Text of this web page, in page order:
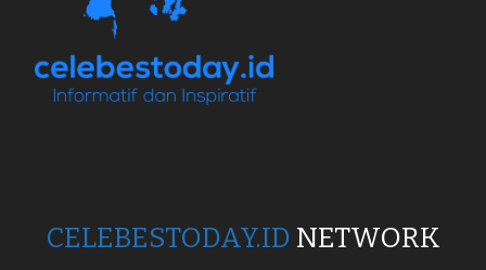
CELEBESTODAY.ID NETWORK